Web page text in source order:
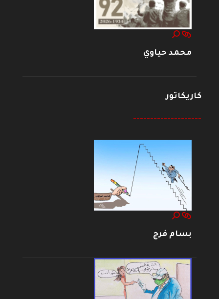
محمد حياوي
كاريكاتور
--------------------
بسام فرج